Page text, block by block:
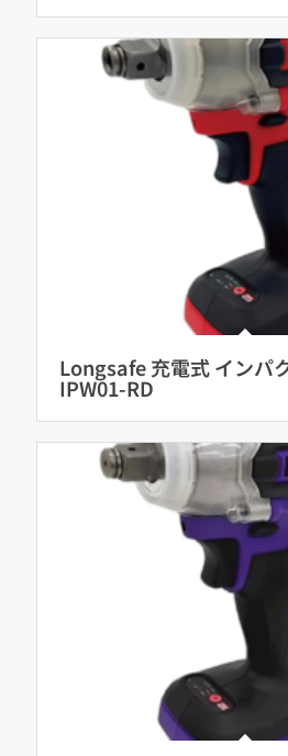
Longsafe 充電式 インパ
IPW01-RD